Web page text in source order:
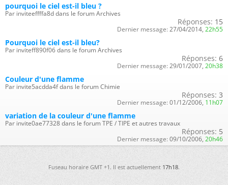
pourquoi le ciel est-il bleu ?
Par inviteeffffa8d dans le forum Archives
Réponses: 15
Dernier message: 27/04/2014, 22h55
Pourquoi le ciel est-il bleu?
Par inviteff890f06 dans le forum Archives
Réponses: 6
Dernier message: 29/01/2007, 20h38
Couleur d'une flamme
Par invite5acdda4f dans le forum Chimie
Réponses: 3
Dernier message: 01/12/2006, 11h07
variation de la couleur d'une flamme
Par invite0ae77328 dans le forum TPE / TIPE et autres travaux
Réponses: 5
Dernier message: 09/10/2006, 20h46
Fuseau horaire GMT +1. Il est actuellement17h18.